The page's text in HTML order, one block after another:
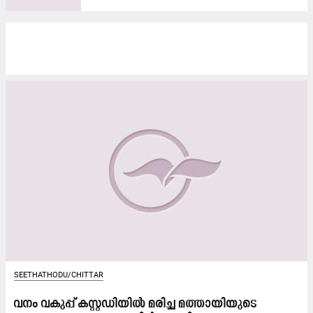
SEETHATHODU/CHITTAR
വനം വകുപ്പ് കസ്റ്റഡിയിൽ മരിച്ച മത്തായിയുടെ